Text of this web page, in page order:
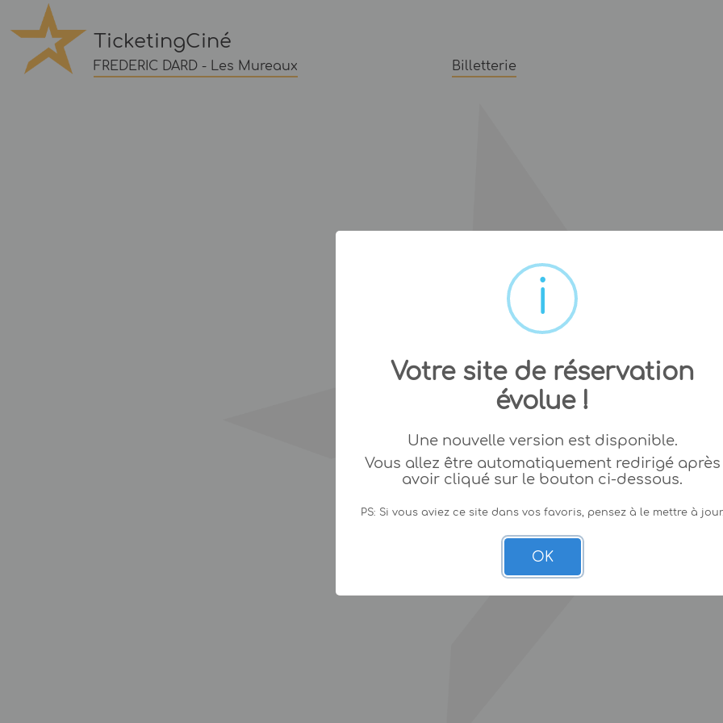
TicketingCiné
FREDERIC DARD - Les Mureaux Billetterie
Votre site de réservation
évolue !
Une nouvelle version est disponible.
Vous allez être automatiquement redirigé après
avoir cliqué sur le bouton ci-dessous.
PS: Si vous aviez ce site dans vos favoris, pensez à le mettre à
OK